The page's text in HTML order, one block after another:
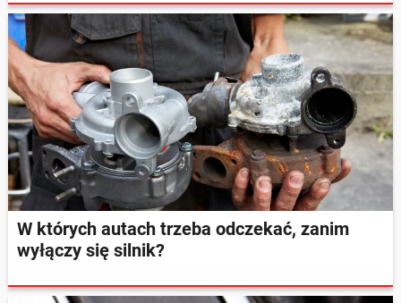
W których autach trzeba odczekać, zanim
wyłączy się silnik?